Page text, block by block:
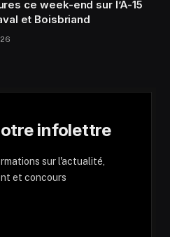
ce week-end sur l’A-15
et Boisbriand
infolettre
sur l'actualité,
et concours